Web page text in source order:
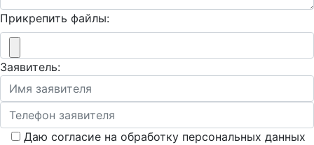
Прикрепить файлы:
Заявитель:
Даю согласие на обработку персональных данных